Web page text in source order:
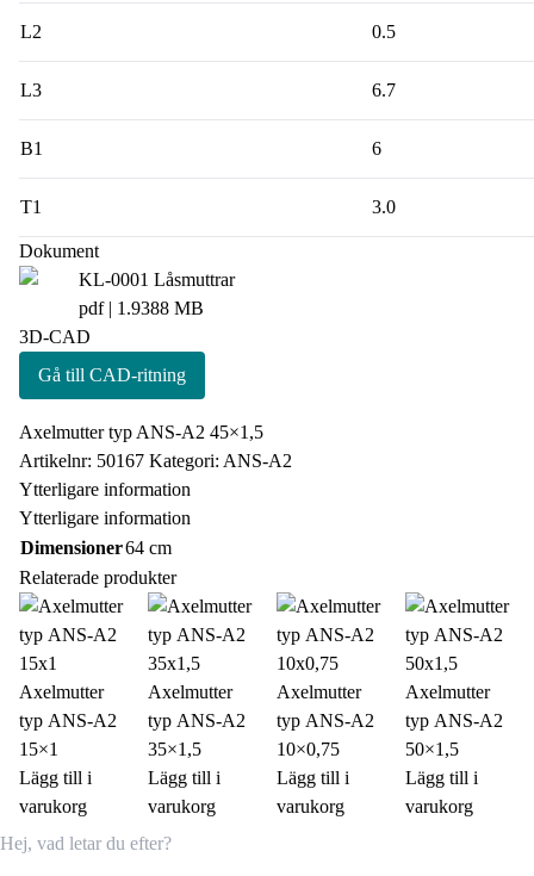
L2 0.5
L3 6.7
B1 6
T1 3.0
Dokument
KL-0001 Låsmuttrar
pdf | 1.9388 MB
3D-CAD
Gå till CAD-ritning
Axelmutter typ ANS-A2 45×1,5
Artikelnr: 50167 Kategori: ANS-A2
Ytterligare information
Ytterligare information
Dimensioner64 cm
Relaterade produkter
Axelmutter
typ ANS-A2
15×1
Lägg till i
varukorg
Axelmutter
typ ANS-A2
35×1,5
Lägg till i
varukorg
Axelmutter
typ ANS-A2
10×0,75
Lägg till i
varukorg
Axelmutter
typ ANS-A2
50×1,5
Lägg till i
varukorg